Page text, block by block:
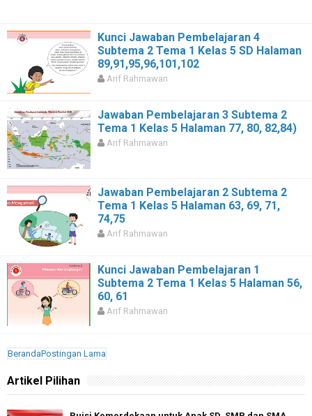
Kunci Jawaban Pembelajaran 4
Subtema 2 Tema 1 Kelas 5 SD Halaman
89,91,95,96,101,102
Arif Rahmawan
Jawaban Pembelajaran 3 Subtema 2
Tema 1 Kelas 5 Halaman 77, 80, 82,84)
Arif Rahmawan
Jawaban Pembelajaran 2 Subtema 2
Tema 1 Kelas 5 Halaman 63, 69, 71,
74,75
Arif Rahmawan
Kunci Jawaban Pembelajaran 1
Subtema 2 Tema 1 Kelas 5 Halaman 56,
60, 61
Arif Rahmawan
Postingan Lama
Beranda
Artikel Pilihan